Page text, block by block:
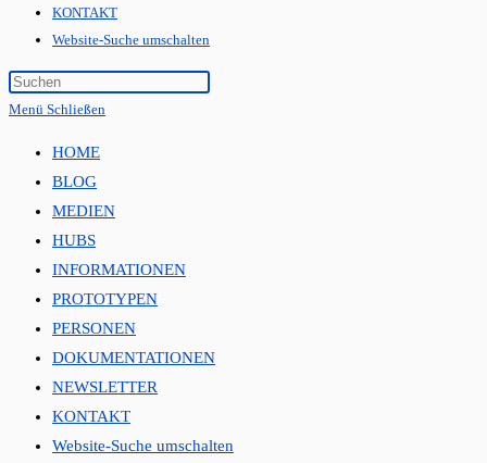
KONTAKT
Website-Suche umschalten
Menü Schließen
HOME
BLOG
MEDIEN
HUBS
INFORMATIONEN
PROTOTYPEN
PERSONEN
DOKUMENTATIONEN
NEWSLETTER
KONTAKT
Website-Suche umschalten